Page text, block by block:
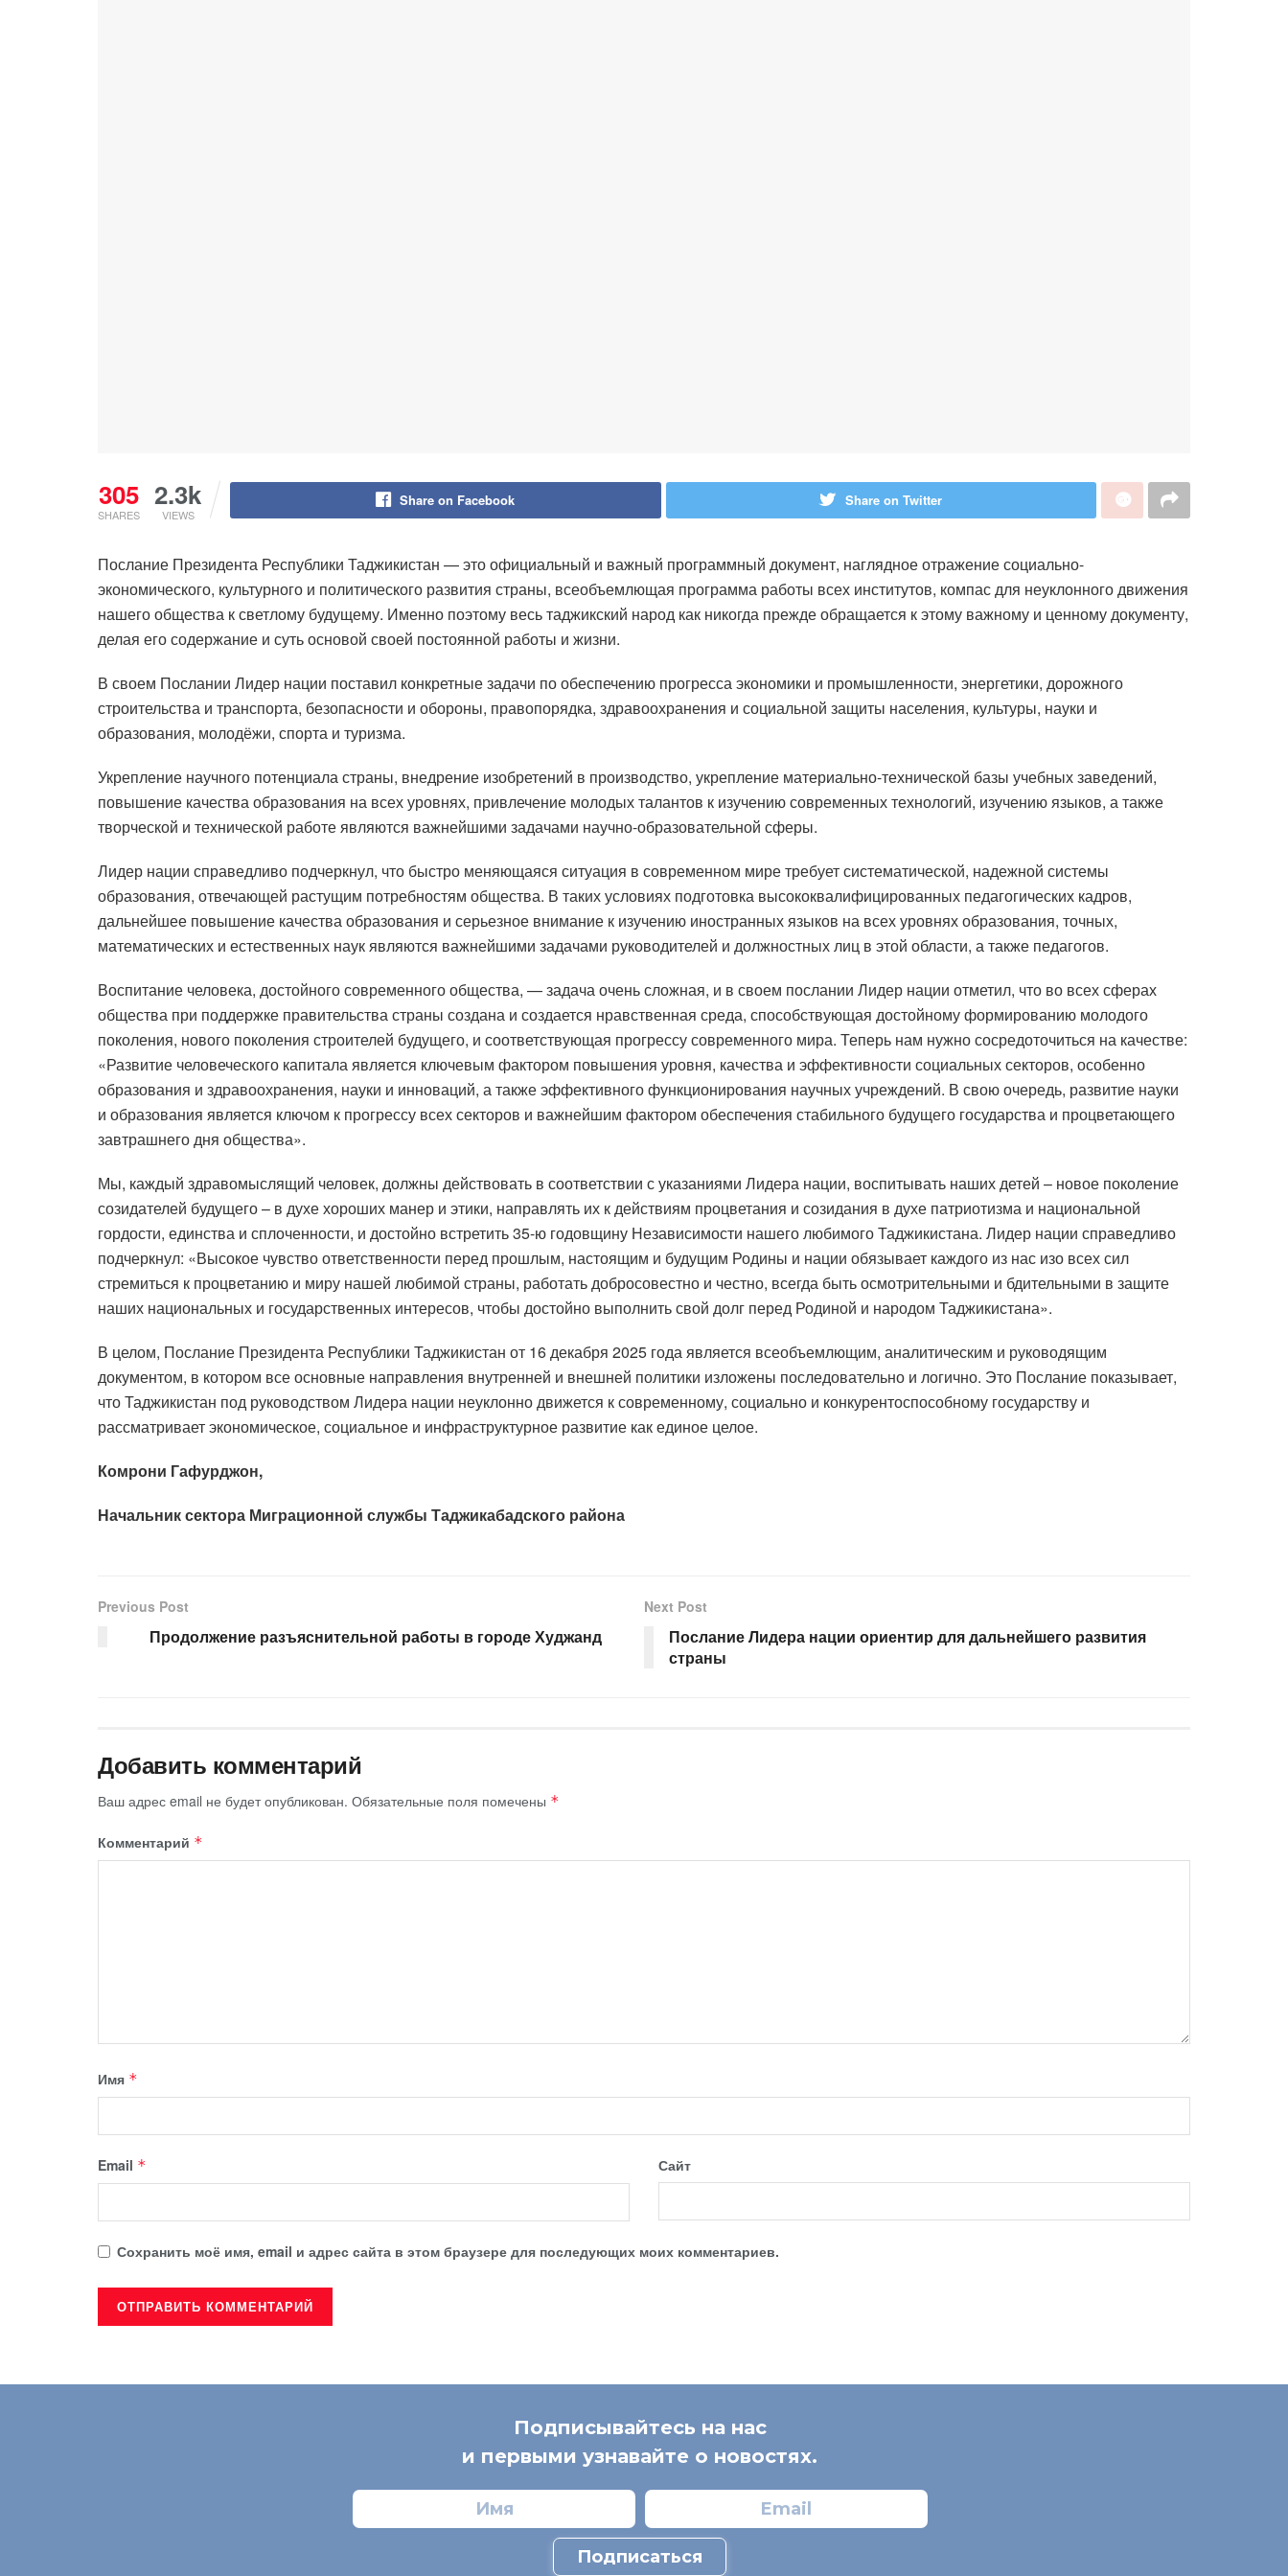
305
SHARES
2.3k
VIEWS
Share on Facebook Share on Twitter
Послание Президента Республики Таджикистан — это официальный и важный программный документ, наглядное отражение социально-
экономического, культурного и политического развития страны, всеобъемлющая программа работы всех институтов, компас для неуклонного движения
нашего общества к светлому будущему. Именно поэтому весь таджикский народ как никогда прежде обращается к этому важному и ценному документу,
делая его содержание и суть основой своей постоянной работы и жизни.
В своем Послании Лидер нации поставил конкретные задачи по обеспечению прогресса экономики и промышленности, энергетики, дорожного
строительства и транспорта, безопасности и обороны, правопорядка, здравоохранения и социальной защиты населения, культуры, науки и
образования, молодёжи, спорта и туризма.
Укрепление научного потенциала страны, внедрение изобретений в производство, укрепление материально-технической базы учебных заведений,
повышение качества образования на всех уровнях, привлечение молодых талантов к изучению современных технологий, изучению языков, а также
творческой и технической работе являются важнейшими задачами научно-образовательной сферы.
Лидер нации справедливо подчеркнул, что быстро меняющаяся ситуация в современном мире требует систематической, надежной системы
образования, отвечающей растущим потребностям общества. В таких условиях подготовка высококвалифицированных педагогических кадров,
дальнейшее повышение качества образования и серьезное внимание к изучению иностранных языков на всех уровнях образования, точных,
математических и естественных наук являются важнейшими задачами руководителей и должностных лиц в этой области, а также педагогов.
Воспитание человека, достойного современного общества, — задача очень сложная, и в своем послании Лидер нации отметил, что во всех сферах
общества при поддержке правительства страны создана и создается нравственная среда, способствующая достойному формированию молодого
поколения, нового поколения строителей будущего, и соответствующая прогрессу современного мира. Теперь нам нужно сосредоточиться на качестве:
«Развитие человеческого капитала является ключевым фактором повышения уровня, качества и эффективности социальных секторов, особенно
образования и здравоохранения, науки и инноваций, а также эффективного функционирования научных учреждений. В свою очередь, развитие науки
и образования является ключом к прогрессу всех секторов и важнейшим фактором обеспечения стабильного будущего государства и процветающего
завтрашнего дня общества».
Мы, каждый здравомыслящий человек, должны действовать в соответствии с указаниями Лидера нации, воспитывать наших детей – новое поколение
созидателей будущего – в духе хороших манер и этики, направлять их к действиям процветания и созидания в духе патриотизма и национальной
гордости, единства и сплоченности, и достойно встретить 35-ю годовщину Независимости нашего любимого Таджикистана. Лидер нации справедливо
подчеркнул: «Высокое чувство ответственности перед прошлым, настоящим и будущим Родины и нации обязывает каждого из нас изо всех сил
стремиться к процветанию и миру нашей любимой страны, работать добросовестно и честно, всегда быть осмотрительными и бдительными в защите
наших национальных и государственных интересов, чтобы достойно выполнить свой долг перед Родиной и народом Таджикистана».
В целом, Послание Президента Республики Таджикистан от 16 декабря 2025 года является всеобъемлющим, аналитическим и руководящим
документом, в котором все основные направления внутренней и внешней политики изложены последовательно и логично. Это Послание показывает,
что Таджикистан под руководством Лидера нации неуклонно движется к современному, социально и конкурентоспособному государству и
рассматривает экономическое, социальное и инфраструктурное развитие как единое целое.
Комрони Гафурджон,
Начальник сектора Миграционной службы Таджикабадского района
Previous Post
Продолжение разъяснительной работы в городе Худжанд
Next Post
Послание Лидера нации ориентир для дальнейшего развития
страны
Добавить комментарий
Ваш адрес email не будет опубликован. Обязательные поля помечены *
Комментарий *
Имя *
Email * Сайт
Сохранить моё имя, email и адрес сайта в этом браузере для последующих моих комментариев.
Подписывайтесь на нас
и первыми узнавайте о новостях.
Подписаться